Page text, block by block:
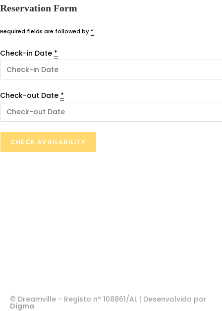
Reservation Form
Required fields are followed by *
Check-in Date *
Check-out Date *
© Dreamville - Registo nº 108861/AL | Desenvolvido por
Digma